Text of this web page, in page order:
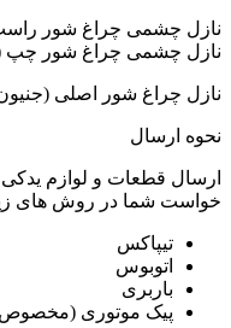
نازل چشمی چراغ شور
نازل چشمی چراغ شور چپ
نازل چراغ شور اصلی
نحوه ارسال
ارسال قطعات و لوازم یدکی
خواست شما در روش های
تیپاکس
اتوبوس
باربری
پیک موتوری (مخصوص